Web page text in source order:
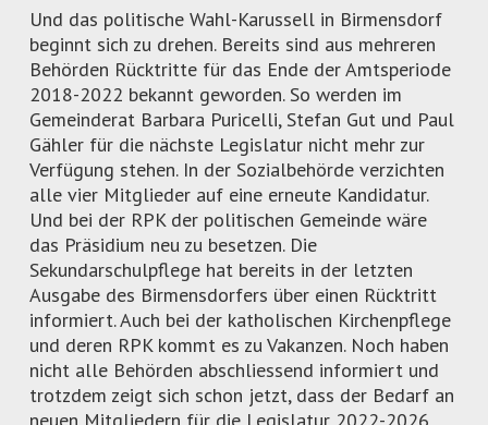
Und das politische Wahl-Karussell in Birmensdorf
beginnt sich zu drehen. Bereits sind aus mehreren
Behörden Rücktritte für das Ende der Amtsperiode
2018-2022 bekannt geworden. So werden im
Gemeinderat Barbara Puricelli, Stefan Gut und Paul
Gähler für die nächste Legislatur nicht mehr zur
Verfügung stehen. In der Sozialbehörde verzichten
alle vier Mitglieder auf eine erneute Kandidatur.
Und bei der RPK der politischen Gemeinde wäre
das Präsidium neu zu besetzen. Die
Sekundarschulpflege hat bereits in der letzten
Ausgabe des Birmensdorfers über einen Rücktritt
informiert. Auch bei der katholischen Kirchenpflege
und deren RPK kommt es zu Vakanzen. Noch haben
nicht alle Behörden abschliessend informiert und
trotzdem zeigt sich schon jetzt, dass der Bedarf an